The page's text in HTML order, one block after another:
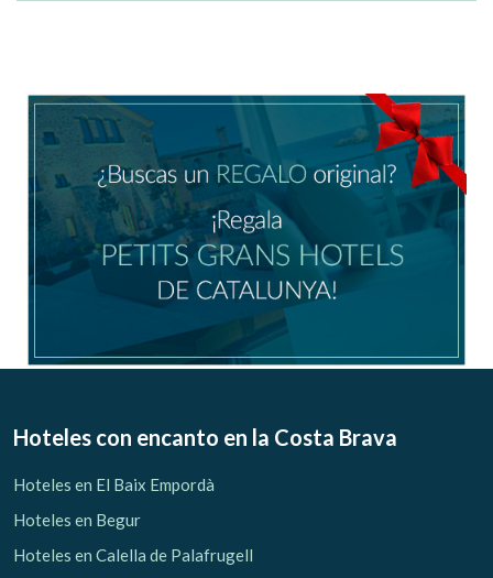
Ubicación/nombre del hotel
CA ES EN
Hoteles con encanto en la Costa Brava
Hoteles en El Baix Empordà
Hoteles en Begur
Hoteles en Calella de Palafrugell
Modificar cookies
Si continua navegando, supone la aceptación de la
de configurar su navegador pudiendo, si así lo desea,
deberá tener en cuenta que dicha acción podrá ocasionar